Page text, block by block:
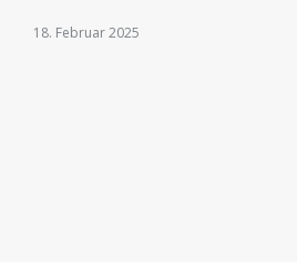
18. Februar 2025